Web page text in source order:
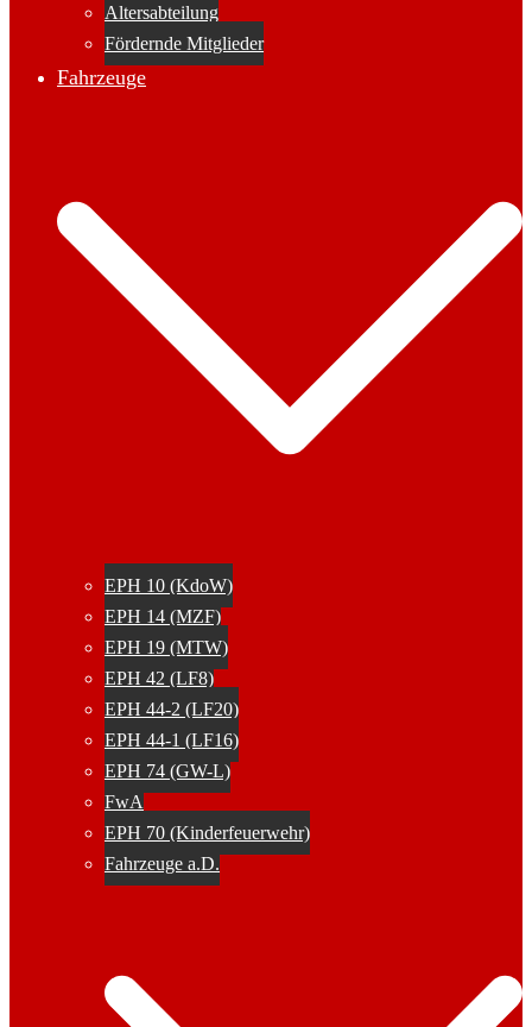
Altersabteilung
Fördernde Mitglieder
Fahrzeuge
EPH 10 (KdoW)
EPH 14 (MZF)
EPH 19 (MTW)
EPH 42 (LF8)
EPH 44-2 (LF20)
EPH 44-1 (LF16)
EPH 74 (GW-L)
FwA
EPH 70 (Kinderfeuerwehr)
Fahrzeuge a.D.